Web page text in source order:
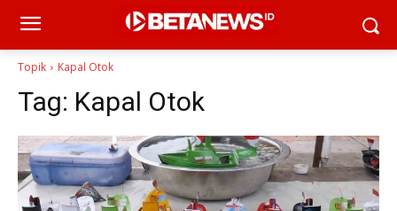
Topik Kapal Otok
Tag: Kapal Otok